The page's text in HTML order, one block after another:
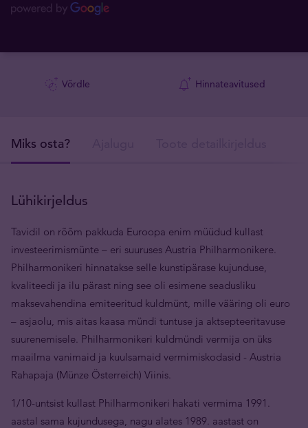
Võrdle Hinnateavitused
Miks osta?
Lühikirjeldus
Tavidil on rõõm pakkuda Euroopa enim müüdud kullast
investeerimismünte – eri suuruses Austria Philharmonikere.
Philharmonikeri hinnatakse selle kunstipärase kujunduse,
kvaliteedi ja ilu pärast ning see oli esimene seadusliku
maksevahendina emiteeritud kuldmünt, mille vääring oli euro
– asjaolu, mis aitas kaasa mündi tuntuse ja aktsepteeritavuse
suurenemisele. Philharmonikeri kuldmündi vermija on üks
maailma vanimaid ja kuulsamaid vermimiskodasid - Austria
Rahapaja (Münze Österreich) Viinis.
1/10-untsist kullast Philharmonikeri hakati vermima 1991.
aastal sama kujundusega, nagu alates 1989. aastast on